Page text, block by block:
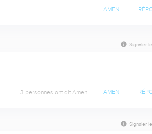
AMEN
Signaler
3 personnes ont dit Amen AMEN
Signaler